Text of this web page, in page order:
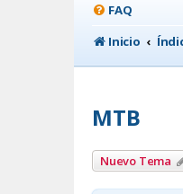
FAQ
Inicio
MTB
Nuevo Tema